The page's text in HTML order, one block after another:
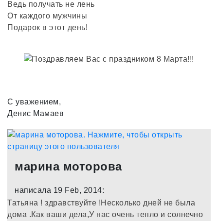
Ведь получать не лень
От каждого мужчины
Подарок в этот день!
С уважением,
Денис Мамаев
марина моторова
написала 19 Feb, 2014:
Татьяна ! здравствуйте !Несколько дней не была
дома .Как ваши дела,У нас очень тепло и солнечно